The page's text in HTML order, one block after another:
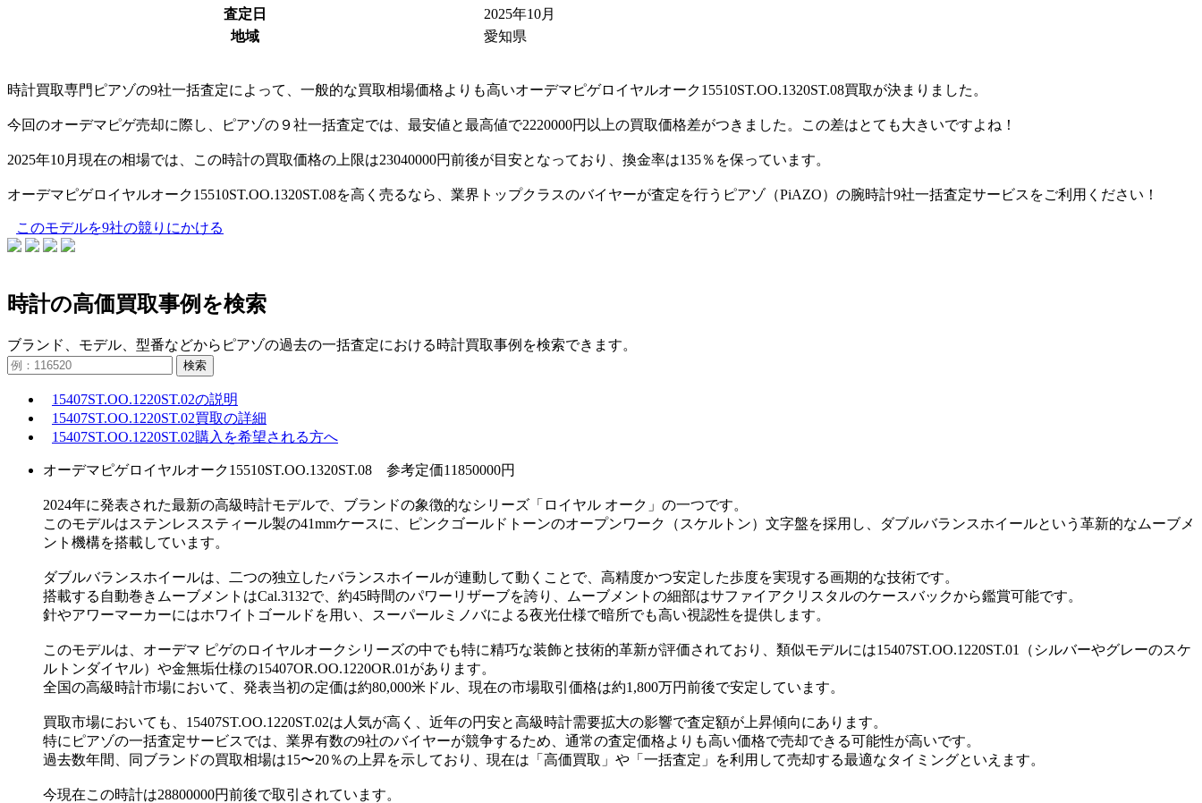
査定日
2025年10月
地域
愛知県
時計買取専門ピアゾの9社一括査定によって、一般的な買取相場価格よりも高いオーデマピゲロイヤルオーク15510ST.OO.1320ST.08買取が決まりました。
今回のオーデマピゲ売却に際し、ピアゾの９社一括査定では、最安値と最高値で2220000円以上の買取価格差がつきました。この差はとても大きいですよね！
2025年10月現在の相場では、この時計の買取価格の上限は23040000円前後が目安となっており、換金率は135％を保っています。
オーデマピゲロイヤルオーク15510ST.OO.1320ST.08を高く売るなら、業界トップクラスのバイヤーが査定を行うピアゾ（PiAZO）の腕時計9社一括査定サービスをご利用ください！
このモデルを9社の競りにかける
時計の高価買取事例を検索
ブランド、モデル、型番などからピアゾの過去の一括査定における時計買取事例を検索できます。
検索
15407ST.OO.1220ST.02の説明
15407ST.OO.1220ST.02買取の詳細
15407ST.OO.1220ST.02購入を希望される方へ
オーデマピゲロイヤルオーク15510ST.OO.1320ST.08 参考定価11850000円
2024年に発表された最新の高級時計モデルで、ブランドの象徴的なシリーズ「ロイヤル オーク」の一つです。
このモデルはステンレススティール製の41mmケースに、ピンクゴールドトーンのオープンワーク（スケルトン）文字盤を採用し、ダブルバランスホイールという革新的なムーブメ
ント機構を搭載しています。
ダブルバランスホイールは、二つの独立したバランスホイールが連動して動くことで、高精度かつ安定した歩度を実現する画期的な技術です。
搭載する自動巻きムーブメントはCal.3132で、約45時間のパワーリザーブを誇り、ムーブメントの細部はサファイアクリスタルのケースバックから鑑賞可能です。
針やアワーマーカーにはホワイトゴールドを用い、スーパールミノバによる夜光仕様で暗所でも高い視認性を提供します。
このモデルは、オーデマ ピゲのロイヤルオークシリーズの中でも特に精巧な装飾と技術的革新が評価されており、類似モデルには15407ST.OO.1220ST.01（シルバーやグレーのスケ
ルトンダイヤル）や金無垢仕様の15407OR.OO.1220OR.01があります。
全国の高級時計市場において、発表当初の定価は約80,000米ドル、現在の市場取引価格は約1,800万円前後で安定しています。
買取市場においても、15407ST.OO.1220ST.02は人気が高く、近年の円安と高級時計需要拡大の影響で査定額が上昇傾向にあります。
特にピアゾの一括査定サービスでは、業界有数の9社のバイヤーが競争するため、通常の査定価格よりも高い価格で売却できる可能性が高いです。
過去数年間、同ブランドの買取相場は15〜20％の上昇を示しており、現在は「高価買取」や「一括査定」を利用して売却する最適なタイミングといえます。
今現在この時計は28800000円前後で取引されています。